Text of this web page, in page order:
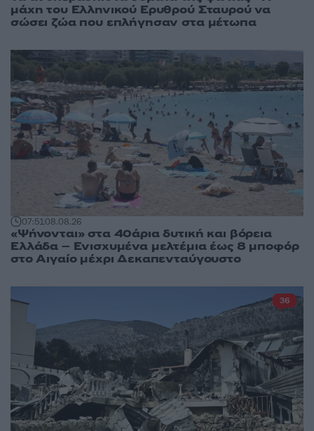
μάχη του Ελληνικού Ερυθρού Σταυρού να
σώσει ζώα που επλήγησαν στα μέτωπα
07:5108.08.26
«Ψήνονται» στα 40άρια δυτική και βόρεια
Ελλάδα – Ενισχυμένα μελτέμια έως 8 μποφόρ
στο Αιγαίο μέχρι Δεκαπενταύγουστο
36